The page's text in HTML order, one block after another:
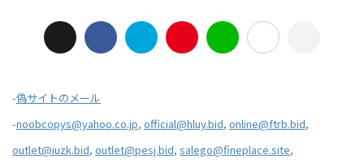
-偽サイトのメール
-noobcopys@yahoo.co.jp, official@hluy.bid, online@ftrb.bid,
outlet@iuzk.bid, outlet@pesj.bid, salego@fineplace.site,